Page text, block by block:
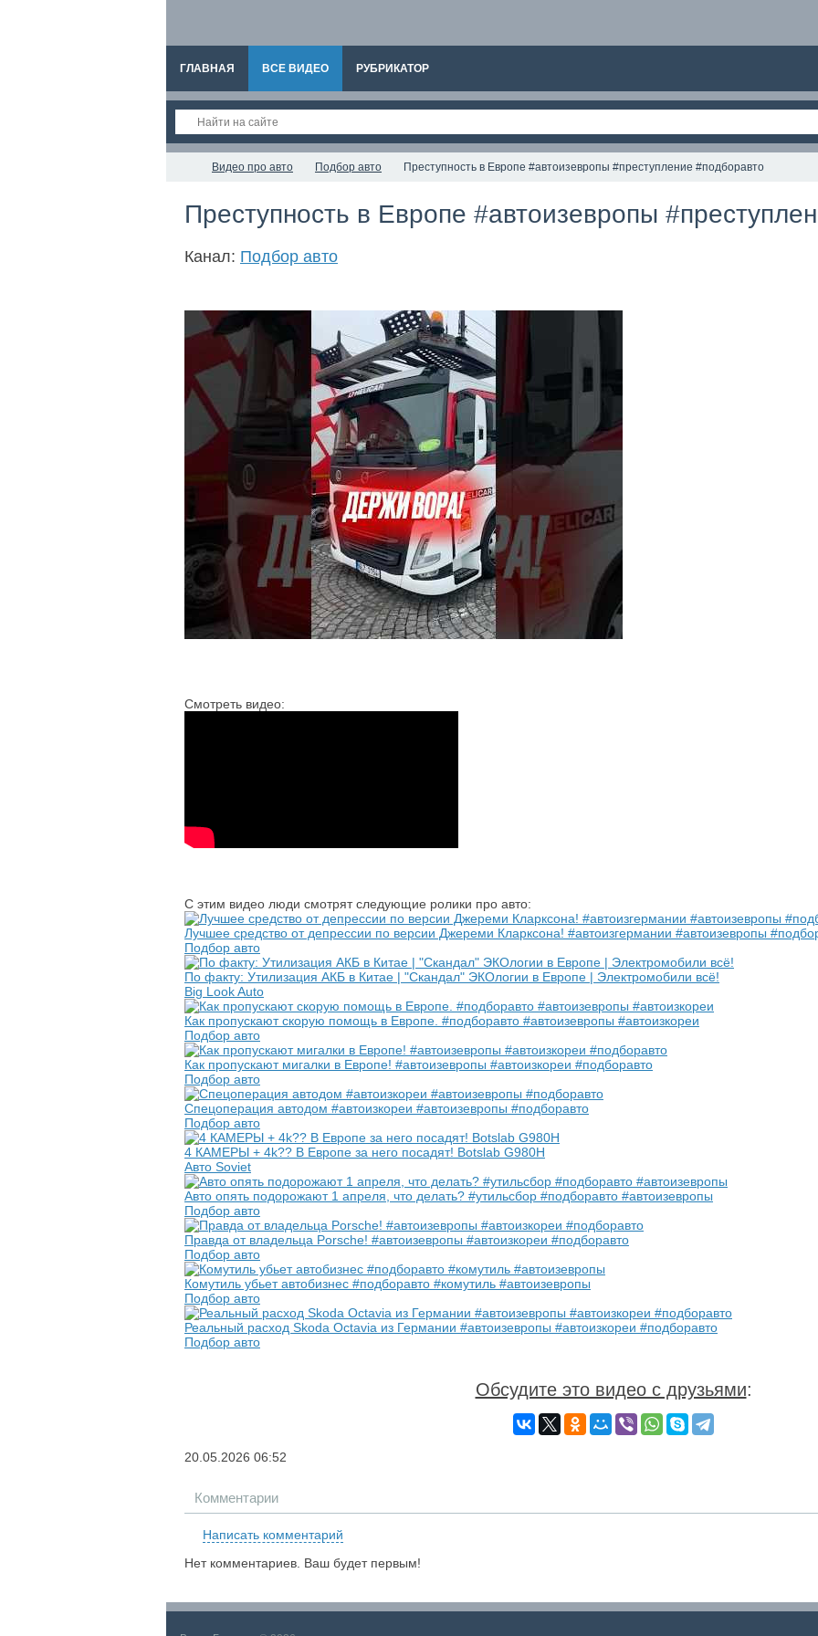
ГЛАВНАЯ ВСЕ ВИДЕО РУБРИКАТОР
Видео про авто Подбор авто Преступность в Европе #автоизевропы #преступление #подборавто
Преступность в Европе #автоизевропы
Канал: Подбор авто
Смотреть видео:
С этим видео люди смотрят следующие ролики про авто:
Лучшее средство от депрессии по версии Джереми Кларксона! #автоизгермании #автоизевропы
Подбор авто
По факту: Утилизация АКБ в Китае | "Скандал" ЭКОлогии в Европе | Электромобили всё!
Big Look Auto
Как пропускают скорую помощь в Европе. #подборавто #автоизевропы #автоизкореи
Подбор авто
Как пропускают мигалки в Европе! #автоизевропы #автоизкореи #подборавто
Подбор авто
Спецоперация автодом #автоизкореи #автоизевропы #подборавто
Подбор авто
4 КАМЕРЫ + 4k?? В Европе за него посадят! Botslab G980H
Авто Soviet
Авто опять подорожают 1 апреля, что делать? #утильсбор #подборавто #автоизевропы
Подбор авто
Правда от владельца Porsche! #автоизевропы #автоизкореи #подборавто
Подбор авто
Комутиль убьет автобизнес #подборавто #комутиль #автоизевропы
Подбор авто
Реальный расход Skoda Octavia из Германии #автоизевропы #автоизкореи #подборавто
Подбор авто
Обсудите это видео с друзьями:
20.05.2026 06:52
Комментарии
Написать комментарий
Нет комментариев. Ваш будет первым!